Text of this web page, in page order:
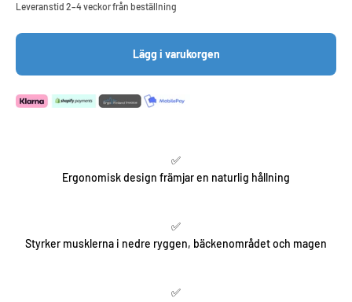
Leveranstid 2–4 veckor från beställning
Lägg i varukorgen
✅
Ergonomisk design främjar en naturlig hållning
✅
Styrker musklerna i nedre ryggen, bäckenområdet och magen
✅